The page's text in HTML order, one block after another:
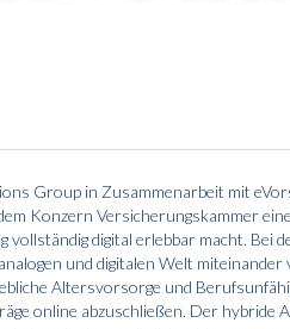
Group in Zusammenarbeit mit
Konzern Versicherungskammer
digital erlebbar macht. Bei
und digitalen Welt miteinander
Altersvorsorge und
online abzuschließen. Der hybride